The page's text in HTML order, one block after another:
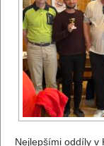
Nejlepšími oddíly v